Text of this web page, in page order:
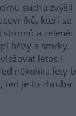
suchu zvýšil
kteří se
stromů a zeleně.
břízy a smrky.
letos i
několika lety
teď je to zhruba